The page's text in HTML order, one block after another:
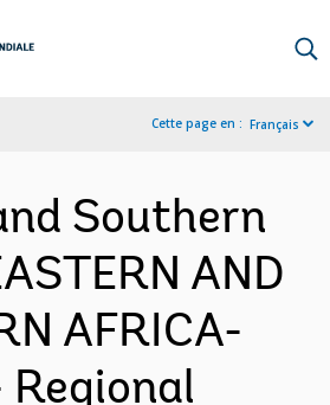
Cette page en : Français
Southern
AND
AFRICA-
Regional